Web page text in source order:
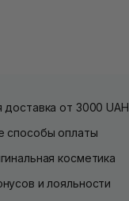
доставка от 3000 UAH
способы оплаты
косметика
и лояльности